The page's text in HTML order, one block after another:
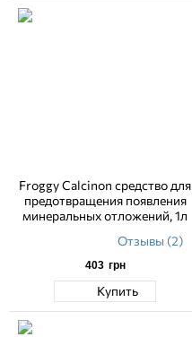
Froggy Calcinon средство для
предотвращения появления
минеральных отложений, 1л
Отзывы (2)
403 грн
Купить